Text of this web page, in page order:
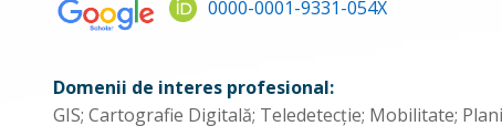
0000-0001-9331-054X
Domenii de interes profesional:
GIS; Cartografie Digitală; Teledetecţie; Mobilitate;